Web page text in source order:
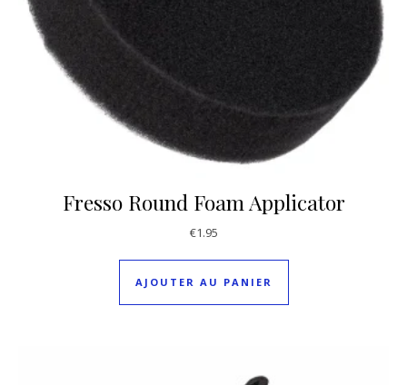
Fresso Round Foam Applicator
€1.95
AJOUTER AU PANIER